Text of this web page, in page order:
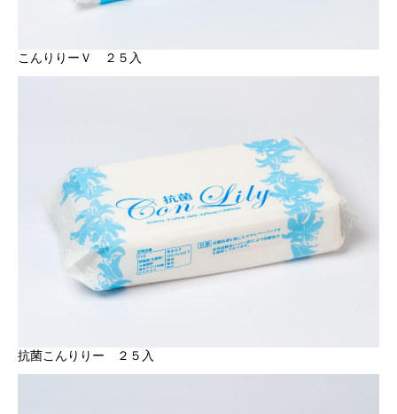
こんりりーＶ ２５入
抗菌こんりりー ２５入